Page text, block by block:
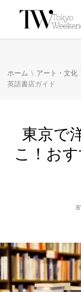
ホーム \ アート・文化
英語書店ガイド
東京で
こ！お